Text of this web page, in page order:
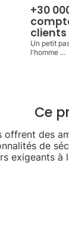
+30
clients
Un petit
l'homme ...
Ce
offrent
de
exigeants à